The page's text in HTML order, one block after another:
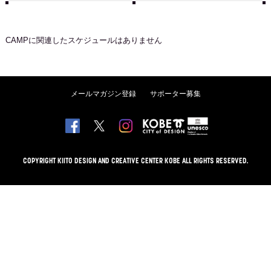
CAMPに関連したスケジュールはありません
メールマガジン登録 サポーター募集
COPYRIGHT KIITO DESIGN AND CREATIVE CENTER KOBE ALL RIGHTS RESERVED.